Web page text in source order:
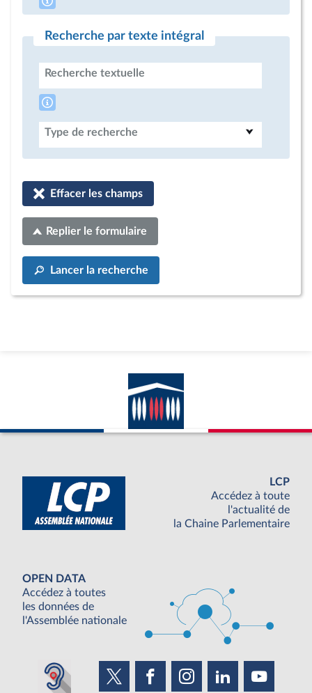
Recherche par texte intégral
Recherche textuelle
Type de recherche
Effacer les champs
Replier le formulaire
Lancer la recherche
LCP
Accédez à toute
l'actualité de
la Chaine Parlementaire
OPEN DATA
Accédez à toutes
les données de
l'Assemblée nationale